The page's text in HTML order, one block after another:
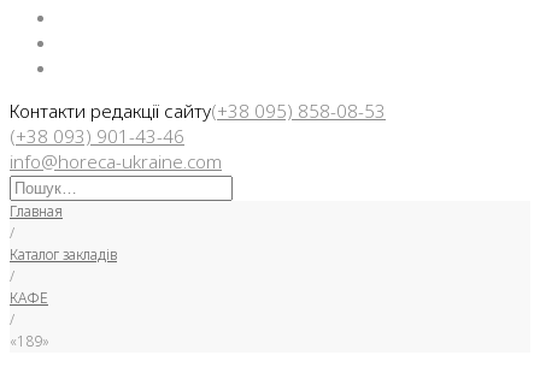
Контакти редакції сайту(+38 095) 858-08-53
(+38 093) 901-43-46
info@horeca-ukraine.com
Искать:
Главная
/
Каталог закладів
/
КАФЕ
/
«189»